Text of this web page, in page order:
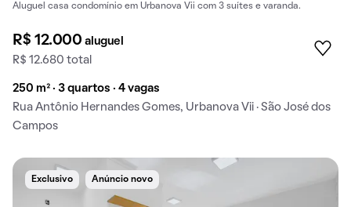
Aluguel casa condomínio em Urbanova Vii com 3 suítes e varanda.
R$ 12.000aluguel
R$ 12.680 total
250 m² · 3 quartos · 4 vagas
Rua Antônio Hernandes Gomes, Urbanova Vii · São José dos
Campos
Exclusivo Anúncio novo